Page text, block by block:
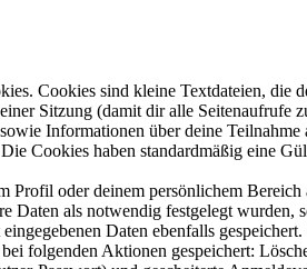
Cookies sind kleine Textdateien, die
Sitzung (damit dir alle Seitenaufrufe
Informationen über deine
Cookies haben standardmäßig eine
oder deinem persönlichem
als notwendig festgelegt wurden,
Daten ebenfalls
folgenden Aktionen gespeichert: